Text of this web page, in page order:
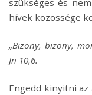
szükséges és
hívek közössége
„Bizony, bizony,
Jn 10,6.
Engedd kinyitni